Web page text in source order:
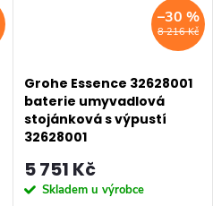
8 216 Kč
–30 %
Grohe Essence 32628001
baterie umyvadlová
stojánková s výpustí
32628001
5 751 Kč
Skladem u výrobce